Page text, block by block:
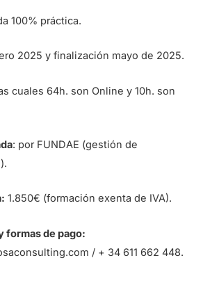
100% práctica.
2025 y finalización mayo de 2025.
cuales 64h. son Online y 10h. son
: por FUNDAE (gestión de
1.850€ (formación exenta de IVA).
formas de pago:
/ + 34 611 662 448.